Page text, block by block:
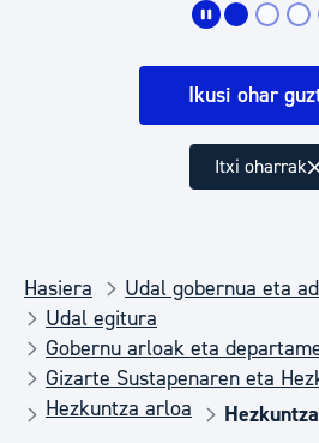
Ikusi ohar
Itxi oharrak
Hasiera
Udal gobernua eta
Udal egitura
Gobernu arloak eta
Gizarte Sustapenaren eta
Hezkuntza arloa